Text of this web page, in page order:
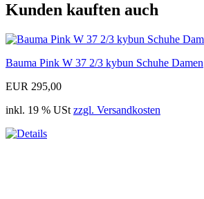
Kunden kauften auch
Bauma Pink W 37 2/3 kybun Schuhe Damen
EUR 295,00
inkl. 19 % USt zzgl. Versandkosten